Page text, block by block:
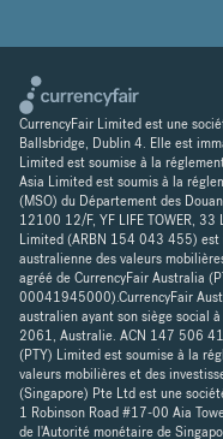
CurrencyFair Limited est une
Ballsbridge, Dublin 4. Elle est
Limited est soumise à la
Asia Limited est soumis à la
(MSO) du Département des
12100 12/F, YF LIFE TOWER, 33
Limited (ARBN 154 043 455) est
australienne des valeurs
agréé de CurrencyFair Australia
00041945000).CurrencyFair
australien ayant son siège social
2061, Australie. ACN 147 506
(PTY) Limited est soumise à la
valeurs mobilières et des
(Singapore) Pte Ltd est une
1 Robinson Road #17-00 Aia
de l'Autorité monétaire de